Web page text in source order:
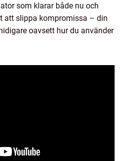
som klarar både nu och
att slippa kompromissa – din
oavsett hur du använder